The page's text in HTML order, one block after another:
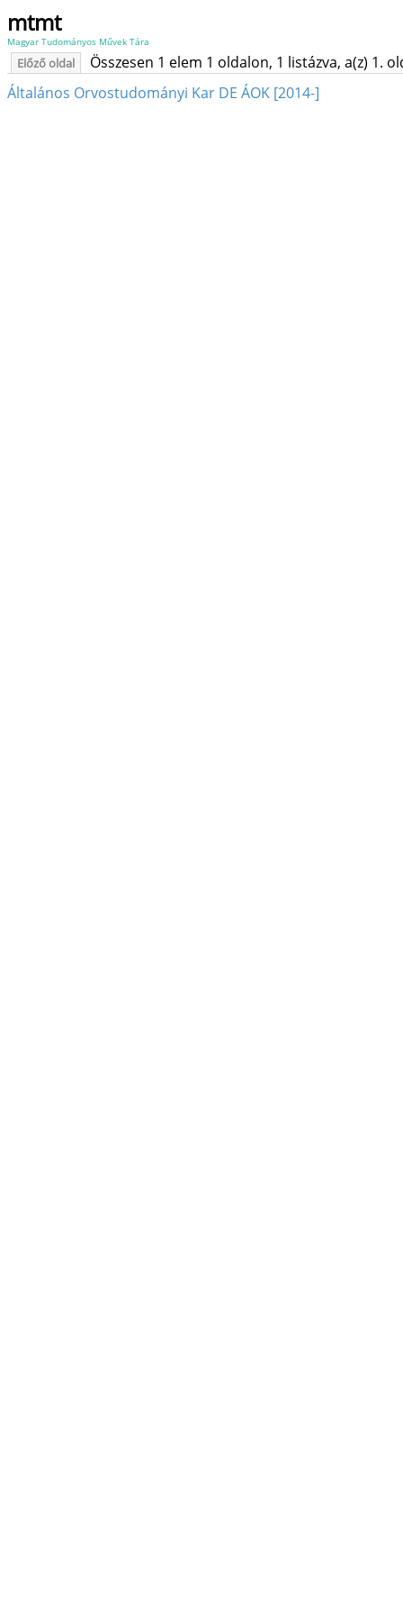
mtmt
Magyar Tudományos Művek Tára
Előző oldal
Összesen 1 elem 1 oldalon, 1 listázva, a(z) 1.
Általános Orvostudományi Kar DE ÁOK [2014-]